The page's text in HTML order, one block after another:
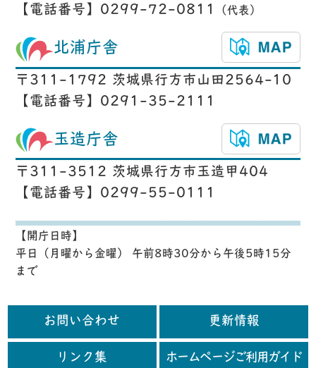
【電話番号】0299-72-0811
（代表）
北浦庁舎
〒311-1792 茨城県行方市山田2564-10
【電話番号】0291-35-2111
玉造庁舎
〒311-3512 茨城県行方市玉造甲404
【電話番号】0299-55-0111
【開庁日時】
平日（月曜から金曜） 午前8時30分から午後5時15分
まで
お問い合わせ 更新情報
リンク集 ホームページご利用ガイド